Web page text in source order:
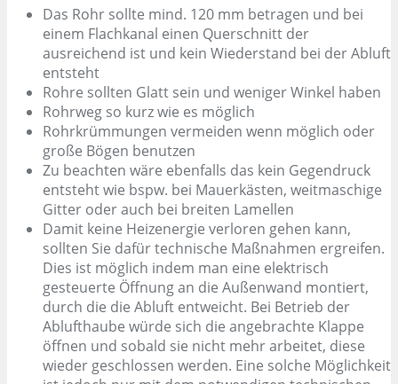
Das Rohr sollte mind. 120 mm betragen und bei
einem Flachkanal einen Querschnitt der
ausreichend ist und kein Wiederstand bei der Abluft
entsteht
Rohre sollten Glatt sein und weniger Winkel haben
Rohrweg so kurz wie es möglich
Rohrkrümmungen vermeiden wenn möglich oder
große Bögen benutzen
Zu beachten wäre ebenfalls das kein Gegendruck
entsteht wie bspw. bei Mauerkästen, weitmaschige
Gitter oder auch bei breiten Lamellen
Damit keine Heizenergie verloren gehen kann,
sollten Sie dafür technische Maßnahmen ergreifen.
Dies ist möglich indem man eine elektrisch
gesteuerte Öffnung an die Außenwand montiert,
durch die die Abluft entweicht. Bei Betrieb der
Ablufthaube würde sich die angebrachte Klappe
öffnen und sobald sie nicht mehr arbeitet, diese
wieder geschlossen werden. Eine solche Möglichkeit